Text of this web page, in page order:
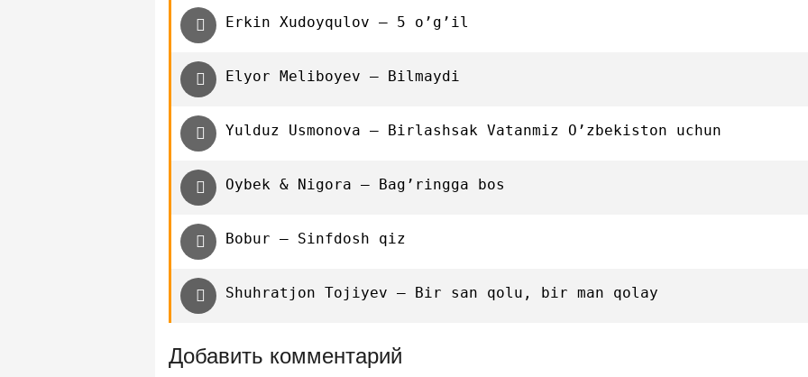
Erkin Xudoyqulov — 5 o’g’il
Elyor Meliboyev — Bilmaydi
Yulduz Usmonova — Birlashsak Vatanmiz O’zbekiston uchun
Oybek & Nigora — Bag’ringga bos
Bobur — Sinfdosh qiz
Shuhratjon Tojiyev — Bir san qolu, bir man qolay
Добавить комментарий